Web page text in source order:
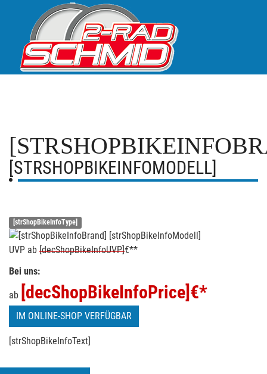
[STRSHOPBIKEINFOMODELL]
[strShopBikeInfoType]
UVP ab [decShopBikeInfoUVP]€**
Bei uns:
ab [decShopBikeInfoPrice] €*
IM ONLINE-SHOP VERFÜGBAR
[strShopBikeInfoText]